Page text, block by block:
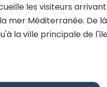
les visiteurs
mer Méditerranée. De
la ville principale de